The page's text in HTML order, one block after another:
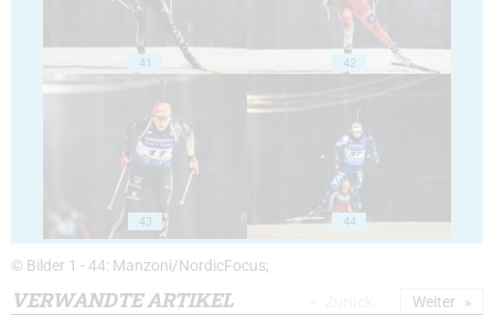
41 42
43 44
© Bilder 1 - 44: Manzoni/NordicFocus;
VERWANDTE ARTIKEL Weiter